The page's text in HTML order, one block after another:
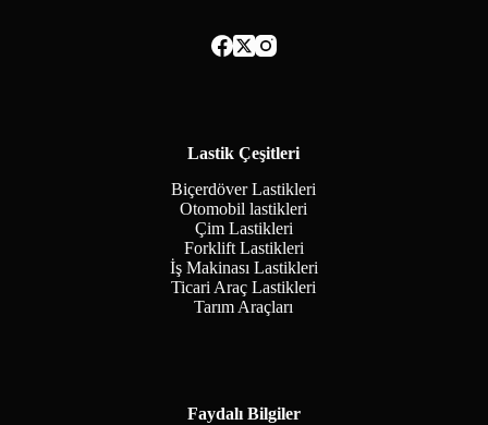
Lastik Çeşitleri
Biçerdöver Lastikleri
Otomobil lastikleri
Çim Lastikleri
Forklift Lastikleri
İş Makinası Lastikleri
Ticari Araç Lastikleri
Tarım Araçları
Faydalı Bilgiler